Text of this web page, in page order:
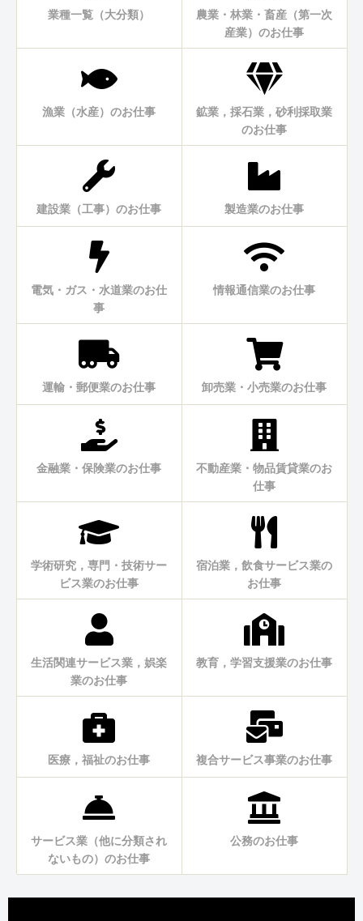
業種一覧（大分類）
農業・林業・畜産（第一次
産業）のお仕事
漁業（水産）のお仕事
鉱業，採石業，砂利採取業
のお仕事
建設業（工事）のお仕事 製造業のお仕事
電気・ガス・水道業のお仕
事
情報通信業のお仕事
運輸・郵便業のお仕事 卸売業・小売業のお仕事
金融業・保険業のお仕事
不動産業・物品賃貸業のお
仕事
学術研究，専門・技術サー
ビス業のお仕事
宿泊業，飲食サービス業の
お仕事
生活関連サービス業，娯楽
業のお仕事
教育，学習支援業のお仕事
医療，福祉のお仕事 複合サービス事業のお仕事
サービス業（他に分類され
ないもの）のお仕事
公務のお仕事